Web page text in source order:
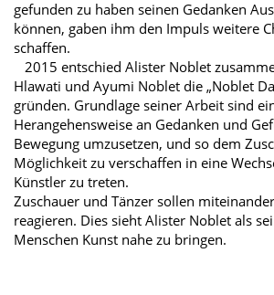
gefunden zu haben seinen Gedanken
können, gaben ihm den Impuls weitere
schaffen.
2015 entschied Alister Noblet
Hlawati und Ayumi Noblet die „Noblet
gründen. Grundlage seiner Arbeit sind
Herangehensweise an Gedanken und
Bewegung umzusetzen, und so dem
Möglichkeit zu verschaffen in eine
Künstler zu treten.
Zuschauer und Tänzer sollen
reagieren. Dies sieht Alister Noblet als
Menschen Kunst nahe zu bringen.